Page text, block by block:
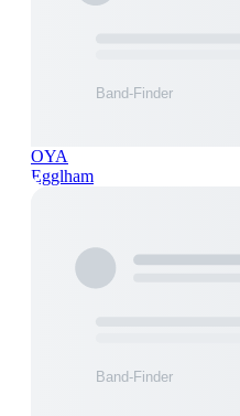
OYA
Egglham